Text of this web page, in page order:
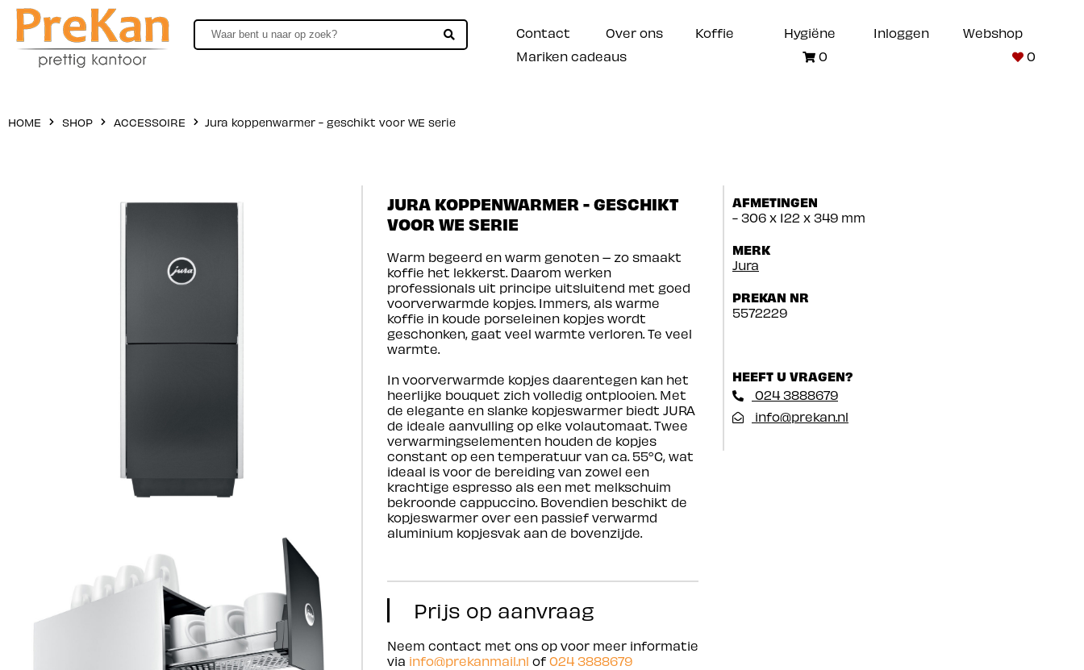
Contact Over ons Koffie Hygiëne Inloggen
Webshop
Mariken cadeaus
0 0
HOME SHOP ACCESSOIRE Jura koppenwarmer - geschikt voor WE serie
JURA KOPPENWARMER - GESCHIKT
VOOR WE SERIE
Warm begeerd en warm genoten – zo smaakt
koffie het lekkerst. Daarom werken
professionals uit principe uitsluitend met goed
voorverwarmde kopjes. Immers, als warme
koffie in koude porseleinen kopjes wordt
geschonken, gaat veel warmte verloren. Te veel
warmte.
In voorverwarmde kopjes daarentegen kan het
heerlijke bouquet zich volledig ontplooien. Met
de elegante en slanke kopjeswarmer biedt JURA
de ideale aanvulling op elke volautomaat. Twee
verwarmingselementen houden de kopjes
constant op een temperatuur van ca. 55°C, wat
ideaal is voor de bereiding van zowel een
krachtige espresso als een met melkschuim
bekroonde cappuccino. Bovendien beschikt de
kopjeswarmer over een passief verwarmd
aluminium kopjesvak aan de bovenzijde.
Prijs op aanvraag
Neem contact met ons op voor meer informatie
via info@prekanmail.nl of 024 3888679
AFMETINGEN
- 306 x 122 x 349 mm
MERK
Jura
PREKAN NR
5572229
HEEFT U VRAGEN?
024 3888679
info@prekan.nl